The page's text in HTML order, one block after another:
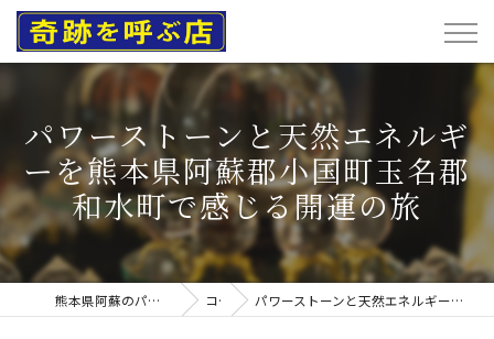
パワーストーンと天然エネルギ
ーを熊本県阿蘇郡小国町玉名郡
和水町で感じる開運の旅
熊本県阿蘇のパワーストーンなら奇跡を呼ぶ店 コラム パワーストーンと天然エネルギーを熊本県阿蘇郡小国町玉名郡和水町で感じる開運の旅